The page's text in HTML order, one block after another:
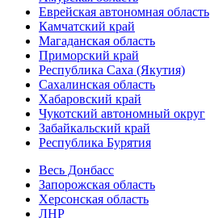
Еврейская автономная область
Камчатский край
Магаданская область
Приморский край
Республика Саха (Якутия)
Сахалинская область
Хабаровский край
Чукотский автономный округ
Забайкальский край
Республика Бурятия
Весь Донбасс
Запорожская область
Херсонская область
ЛНР